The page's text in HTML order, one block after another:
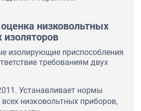
низковольтных
изоляторов
изолирующие приспособления
требованиям двух
Устанавливает нормы
низковольтных приборов,